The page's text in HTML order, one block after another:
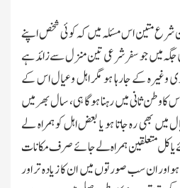
شرع متین اس مسئلہ میں کہ کوئی شخص اپنے
میں جو سفر شرعی تین منزل سے زائد ہے
کے جارہا ہو مگر اہل وعیال اس کے
کا وطن ثانی میں رہنا ہوگا ہی ، سال بھر میں
میں بھی رہ جاتا ہو یا بعض اہل کو ہمراہ لے
کل متعلقین ہمراہ لے جائے صرف مکانات
اور ان سب صورتوں میں ان کا زیادہ تر اور